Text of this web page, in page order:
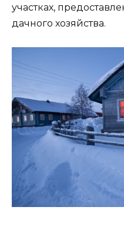
участках,
дачного хозяйства.